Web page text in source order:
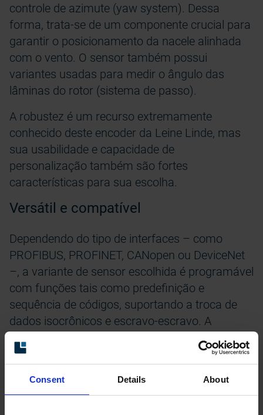
Consent Details About
controle de azimute (yaw system). Dessa
forma, trata-se de um componente crucial para
garantir o posicionamento da nacele alinhada
com o vento. O sensor também possui
variantes usadas para medir o ângulo das
lâminas do rotor (sistema de passo).
A robustez é um recurso extremamente
conhecido deste encoder da Leine Linde, mas
sua usabilidade e capacidade de
personalização também são fortes
características para sua escolha.
Versátil e compatível
Dependendo do tipo de interfaces – como
PROFIBUS, PROFINET, CANopen ou DeviceNet
–, a variante de sensor escolhida é programável
com funções tais como predefinição e
sequência de códigos, suportando a troca de
dados isocrônicos e escravo-escravo. A
PROFINET e outras interfaces de campo
baseadas em Ethernet, como EtherNet/IP ou
para configurações de limites ou faixas em